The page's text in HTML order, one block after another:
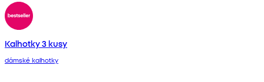
Kalhotky 3 kusy
dámské kalhotky